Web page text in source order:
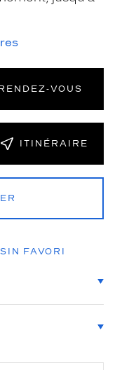
ITINÉRAIRE
FAVORI